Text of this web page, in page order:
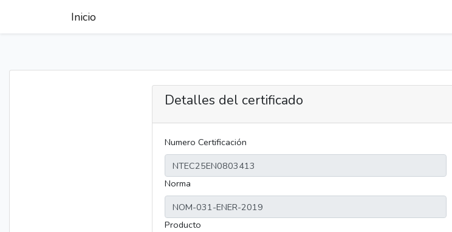
Inicio
Detalles del certificado
Numero Certificación
Norma
Producto